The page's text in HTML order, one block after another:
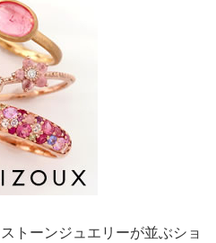
トーンジュエリーが並ぶショ